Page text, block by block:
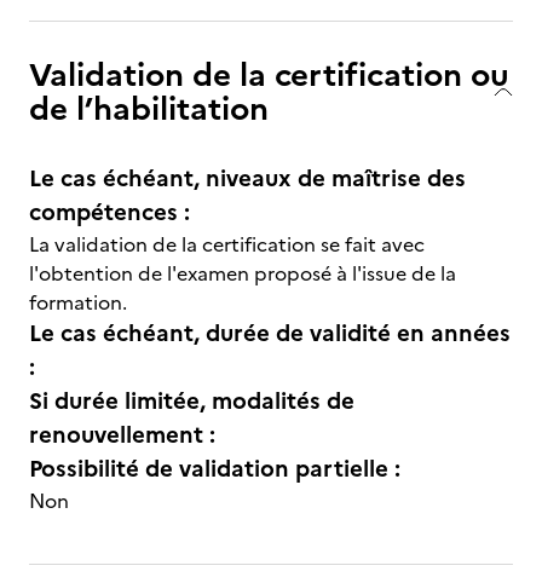
Validation de la certification ou
de l’habilitation
Le cas échéant, niveaux de maîtrise des
compétences :
La validation de la certification se fait avec
l'obtention de l'examen proposé à l'issue de la
formation.
Le cas échéant, durée de validité en années
:
Si durée limitée, modalités de
renouvellement :
Possibilité de validation partielle :
Non